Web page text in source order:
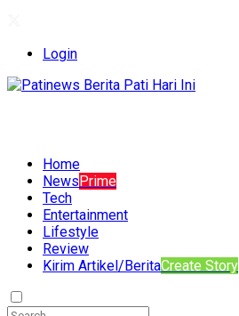
Login
Home
NewsPrime
Tech
Entertainment
Lifestyle
Review
Kirim Artikel/BeritaCreate Story